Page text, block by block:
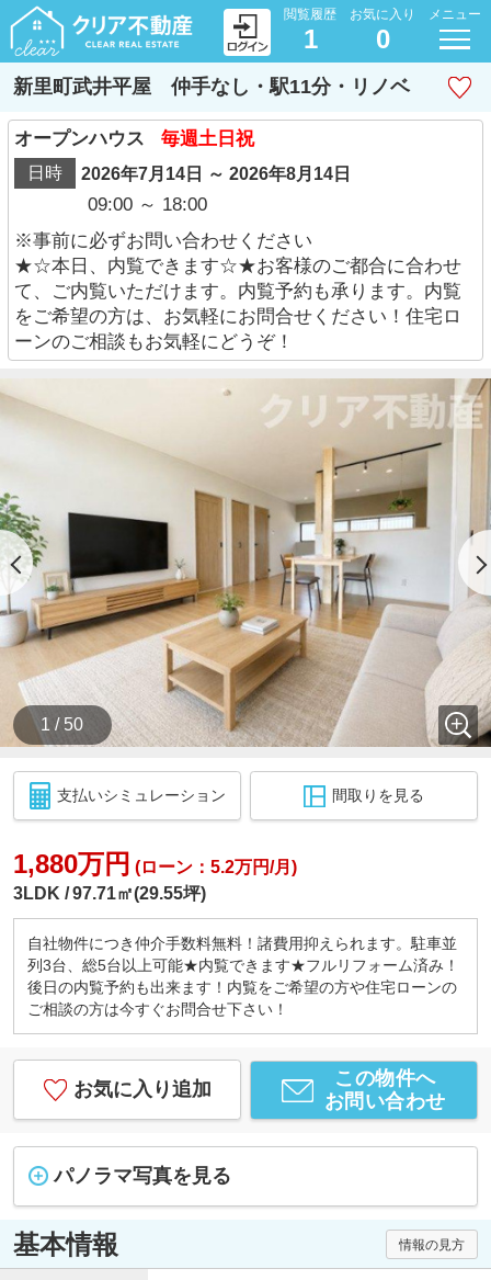
閲覧履歴
1
お気に入り
0
メニュー
新里町武井平屋 仲手なし・駅11分・リノベ
オープンハウス 毎週土日祝
日時 2026年7月14日 ～ 2026年8月14日
09:00 ～ 18:00
※事前に必ずお問い合わせください
★☆本日、内覧できます☆★お客様のご都合に合わせ
て、ご内覧いただけます。内覧予約も承ります。内覧
をご希望の方は、お気軽にお問合せください！住宅ロ
ーンのご相談もお気軽にどうぞ！
1 / 50
支払いシミュレーション 間取りを見る
1,880万円 (ローン：5.2万円/月)
3LDK
97.71㎡(29.55坪)
自社物件につき仲介手数料無料！諸費用抑えられます。駐車並
列3台、総5台以上可能★内覧できます★フルリフォーム済み！
後日の内覧予約も出来ます！内覧をご希望の方や住宅ローンの
ご相談の方は今すぐお問合せ下さい！
お気に入り追加
この物件へ
お問い合わせ
パノラマ写真を見る
基本情報 情報の見方